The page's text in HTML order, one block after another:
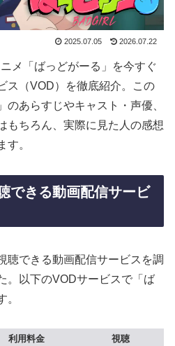
2025.07.05 2026.07.22
メ「ばっどがーる」を今すぐ
ス（VOD）を徹底紹介。この
あらすじやキャスト・声優、
もちろん、実際に見た人の感想
す。
できる動画配信サービ
聴できる動画配信サービスを調
。以下のVODサービスで「ば
。
利用料金
視聴